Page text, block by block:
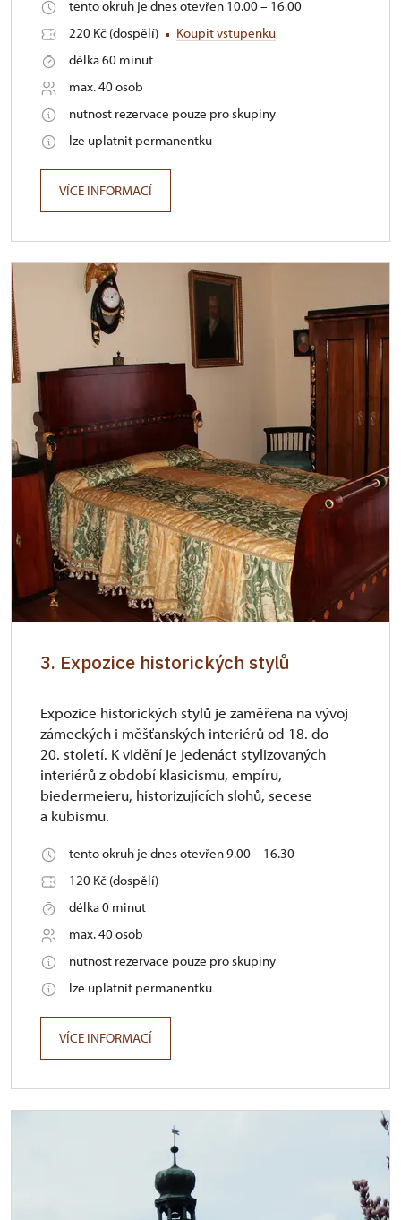
tento okruh je dnes otevřen 10.00 – 16.00
220 Kč (dospělí)
Koupit vstupenku
délka 60 minut
max. 40 osob
nutnost rezervace pouze pro skupiny
lze uplatnit permanentku
VÍCE INFORMACÍ
3. Expozice historických stylů
Expozice historických stylů je zaměřena na vývoj
zámeckých i měšťanských interiérů od 18. do
20. století. K vidění je jedenáct stylizovaných
interiérů z období klasicismu, empíru,
biedermeieru, historizujících slohů, secese
a kubismu.
tento okruh je dnes otevřen 9.00 – 16.30
120 Kč (dospělí)
délka 0 minut
max. 40 osob
nutnost rezervace pouze pro skupiny
lze uplatnit permanentku
VÍCE INFORMACÍ